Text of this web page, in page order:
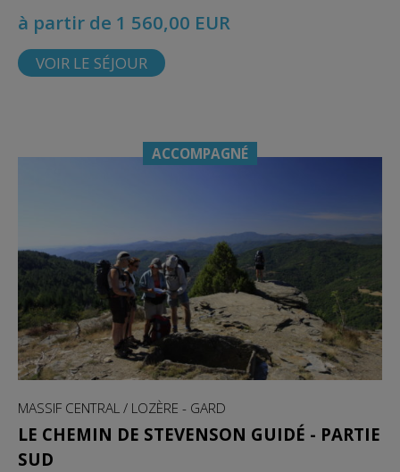
à partir de 1 560,00 EUR
VOIR LE SÉJOUR
ACCOMPAGNÉ
MASSIF CENTRAL / LOZÈRE - GARD
LE CHEMIN DE STEVENSON GUIDÉ - PARTIE
SUD